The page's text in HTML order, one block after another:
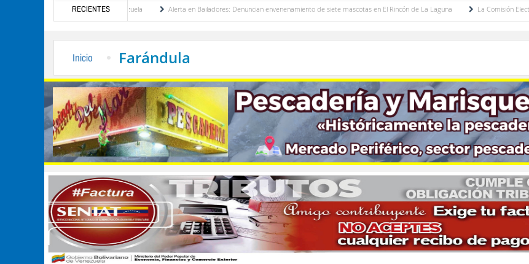
RECIENTES
de Venezuela Alerta en Bailadores: Denuncian envenenamiento de siete mascotas en El Rincón de La Laguna La Comisión Electoral del Colegio de
Inicio Farándula